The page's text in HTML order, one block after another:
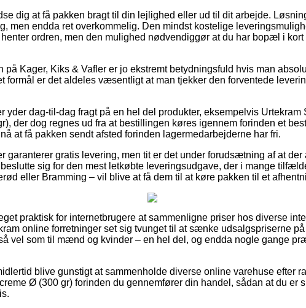
dig at få pakken bragt til din lejlighed eller ud til dit arbejde.
men endda ret overkommelig. Den mindst kostelige
ordren, men den mulighed nødvendiggør at du har bopæl i kort
på Kager, Kiks & Vafler er jo ekstremt betydningsfuld hvis man
formål er det aldeles væsentligt at man tjekker den forventede
yder dag-til-dag fragt på en hel del produkter, eksempelvis Urtekram
der dog regnes ud fra at bestillingen køres igennem forinden et
at få pakken sendt afsted forinden lagermedarbejderne har fri.
garanterer gratis levering, men tit er det under forudsætning af at der
sig for den mest letkøbte leveringsudgave, der i mange
eller Bramming – vil blive at få dem til at køre pakken til et
praktisk for internetbrugere at sammenligne priser hos diverse
online forretninger set sig tvunget til at sænke udsalgspriserne på
vel som til mænd og kvinder – en hel del, og endda nogle gange
blive gunstigt at sammenholde diverse online varehuse efter
Ø (300 gr) forinden du gennemfører din handel, sådan at du er